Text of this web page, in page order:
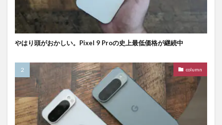
やはり頭がおかしい。Pixel 9 Proの史上最低価格が継続中
column